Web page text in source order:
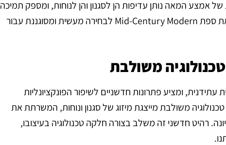
אמצע המאה נותן עדיפות הן לסגנון והן לנוחות, ומספק תמיכה
מספקת לרגיעה והרפיה. השילוב הזה של צורה ותפקוד הופך את ספת Mid-Century Modern לבחירה מעשית ומסוגננת עבור
ומציע פתרונות חדשניים לשיפור הפונקציונליות
משולבת מייצגת מיזוג של סגנון ונוחות, המשרתת את
רהיט חדשני זה משלב בצורה חלקה טכנולוגיה בעיצובו,